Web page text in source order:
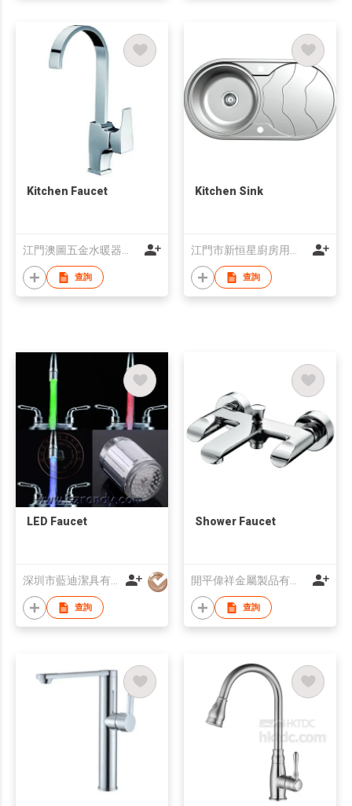
Kitchen Faucet
查詢
Kitchen Sink
查詢
LED Faucet
深圳市藍迪潔具有限公司
查詢
Shower Faucet
開平偉祥金屬製品有限公司
查詢